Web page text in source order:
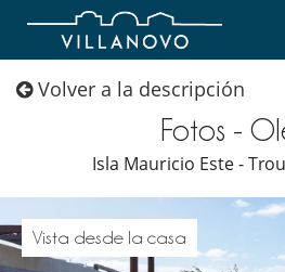
Volver a la descripción
Fotos -
Isla Mauricio Este -
Vista desde la casa